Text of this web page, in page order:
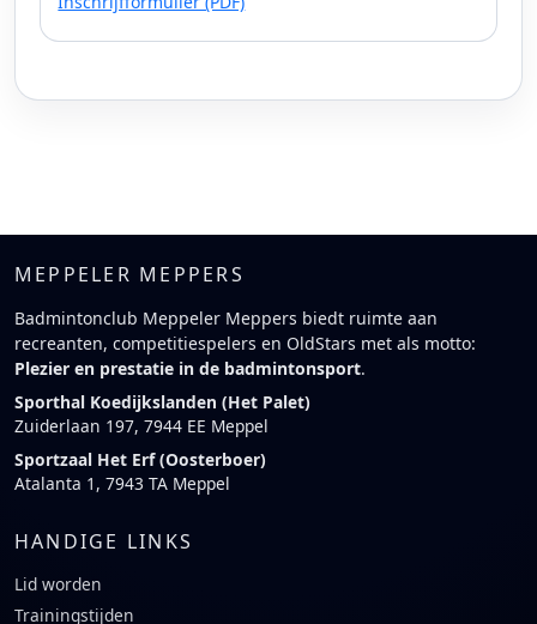
MEPPELER MEPPERS
Badmintonclub Meppeler Meppers biedt ruimte aan
recreanten, competitiespelers en OldStars met als motto:
Plezier en prestatie in de badmintonsport.
Sporthal Koedijkslanden (Het Palet)
Zuiderlaan 197, 7944 EE Meppel
Sportzaal Het Erf (Oosterboer)
Atalanta 1, 7943 TA Meppel
HANDIGE LINKS
Lid worden
Trainingstijden